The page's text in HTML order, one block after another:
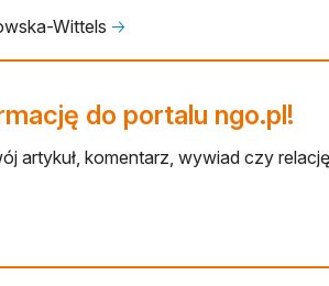
Wittels 🡢
do portalu ngo.pl!
artykuł, komentarz, wywiad czy